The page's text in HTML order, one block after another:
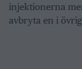
injektionerna
avbryta en i